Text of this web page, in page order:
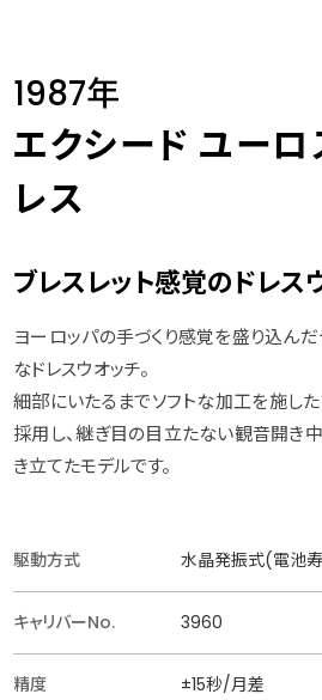
1987年
エクシード ユーロ
レス
ブレスレット感覚のドレス
ヨーロッパの手づくり感覚を盛り込ん
なドレスウオッチ。
細部にいたるまでソフトな加工を施し
採用し、継ぎ目の目立たない観音開き
き立てたモデルです。
駆動方式 水晶発振式(電池
キャリバーNo. 3960
精度 ±15秒/月差